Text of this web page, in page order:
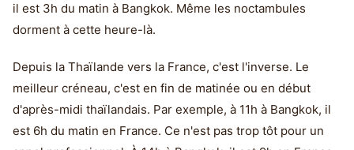
il est 3h du matin à Bangkok. Même les noctambules
dorment à cette heure-là.
Depuis la Thaïlande vers la France, c'est l'inverse. Le
meilleur créneau, c'est en fin de matinée ou en début
d'après-midi thaïlandais. Par exemple, à 11h à Bangkok, il
est 6h du matin en France. Ce n'est pas trop tôt pour un